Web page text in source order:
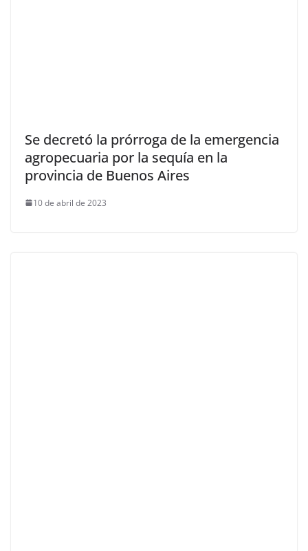
Se decretó la prórroga de la emergencia
agropecuaria por la sequía en la
provincia de Buenos Aires
10 de abril de 2023